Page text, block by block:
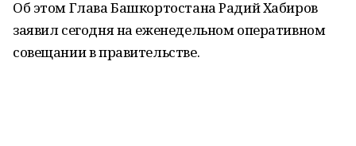
Об этом Глава Башкортостана Радий Хабиров
заявил сегодня на еженедельном оперативном
совещании в правительстве.